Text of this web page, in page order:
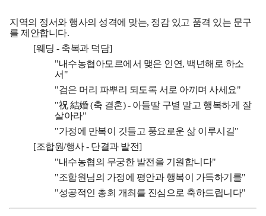
지역의 정서와 행사의 성격에 맞는, 정감 있고 품격 있는 문구
를 제안합니다.
[웨딩 - 축복과 덕담]
"내수농협아모르에서 맺은 인연, 백년해로 하소
서"
"검은 머리 파뿌리 되도록 서로 아끼며 사세요"
"祝 結婚 (축 결혼) - 아들딸 구별 말고 행복하게 잘
살아라"
"가정에 만복이 깃들고 풍요로운 삶 이루시길"
[조합원/행사 - 단결과 발전]
"내수농협의 무궁한 발전을 기원합니다"
"조합원님의 가정에 평안과 행복이 가득하기를"
"성공적인 총회 개최를 진심으로 축하드립니다"